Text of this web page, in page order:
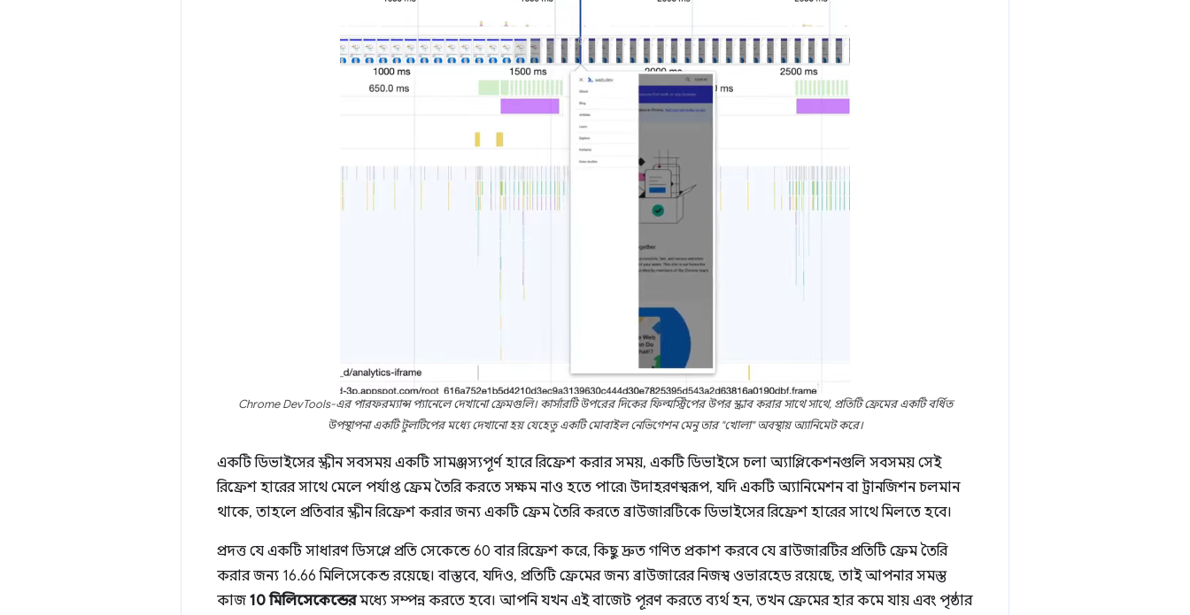
Chrome DevTools-এর পারফরম্যান্স প্যানেলে দেখানো ফ্রেমগুলি। কার্সারটি উপরের দিকের ফিল্মস্ট্রিপের উপর স্ক্রাব করার সাথে সাথে, প্রতিটি ফ্রেমের একটি বর্ধিত
উপস্থাপনা একটি টুলটিপের মধ্যে দেখানো হয় যেহেতু একটি মোবাইল নেভিগেশন মেনু তার "খোলা" অবস্থায় অ্যানিমেট করে।
একটি ডিভাইসের স্ক্রীন সবসময় একটি সামঞ্জস্যপূর্ণ হারে রিফ্রেশ করার সময়, একটি ডিভাইসে চলা অ্যাপ্লিকেশনগুলি সবসময় সেই
রিফ্রেশ হারের সাথে মেলে পর্যাপ্ত ফ্রেম তৈরি করতে সক্ষম নাও হতে পারে৷ উদাহরণস্বরূপ, যদি একটি অ্যানিমেশন বা ট্রানজিশন চলমান
থাকে, তাহলে প্রতিবার স্ক্রীন রিফ্রেশ করার জন্য একটি ফ্রেম তৈরি করতে ব্রাউজারটিকে ডিভাইসের রিফ্রেশ হারের সাথে মিলতে হবে।
প্রদত্ত যে একটি সাধারণ ডিসপ্লে প্রতি সেকেন্ডে 60 বার রিফ্রেশ করে, কিছু দ্রুত গণিত প্রকাশ করবে যে ব্রাউজারটির প্রতিটি ফ্রেম তৈরি
করার জন্য 16.66 মিলিসেকেন্ড রয়েছে। বাস্তবে, যদিও, প্রতিটি ফ্রেমের জন্য ব্রাউজারের নিজস্ব ওভারহেড রয়েছে, তাই আপনার সমস্ত
কাজ 10 মিলিসেকেন্ডেরমধ্যে সম্পন্ন করতে হবে। আপনি যখন এই বাজেট পূরণ করতে ব্যর্থ হন, তখন ফ্রেমের হার কমে যায় এবং পৃষ্ঠার